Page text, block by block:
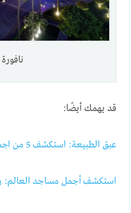
قد يهمك أيضًا:
عبق الطبيعة: استكشف 5 من اجمل الحدائق فى العالم
استكشف أجمل مساجد العالم: